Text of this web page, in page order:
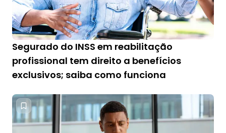
Segurado do INSS em reabilitação
profissional tem direito a benefícios
exclusivos; saiba como funciona